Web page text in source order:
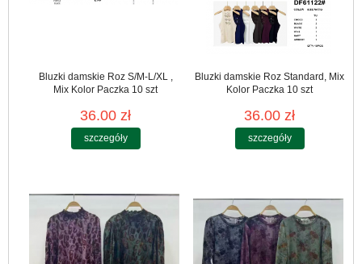
Bluzki damskie Roz S/M-L/XL ,
Mix Kolor Paczka 10 szt
36.00 zł
szczegóły
Bluzki damskie Roz Standard, Mix
Kolor Paczka 10 szt
36.00 zł
szczegóły